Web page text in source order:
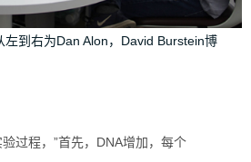
到右为Dan Alon，David Burstein博
过程，”首先，DNA增加，每个